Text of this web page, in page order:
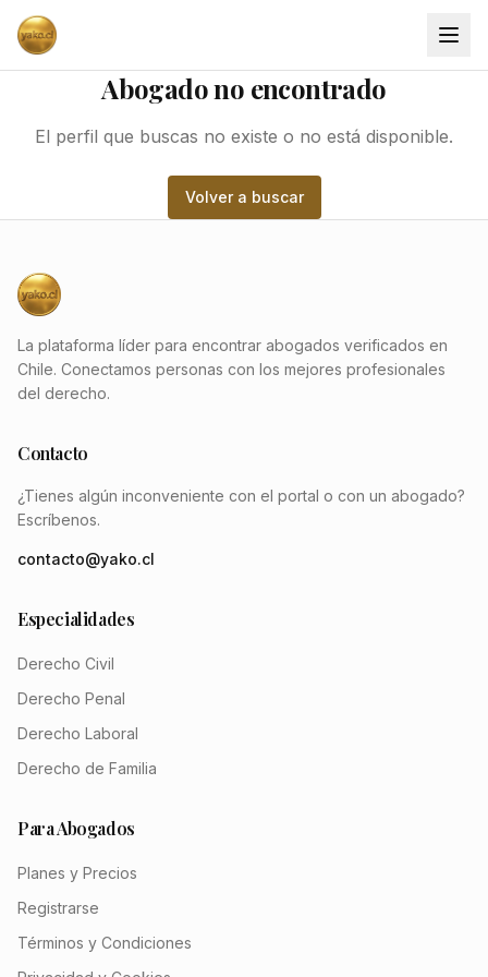
Abogado no encontrado
El perfil que buscas no existe o no está disponible.
Volver a buscar
La plataforma líder para encontrar abogados verificados en
Chile. Conectamos personas con los mejores profesionales
del derecho.
Contacto
¿Tienes algún inconveniente con el portal o con un abogado?
Escríbenos.
contacto@yako.cl
Especialidades
Derecho Civil
Derecho Penal
Derecho Laboral
Derecho de Familia
Para Abogados
Planes y Precios
Registrarse
Términos y Condiciones